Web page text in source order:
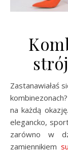
Zastanawiałaś się kiedyś, dlaczego gwiazdy zakochały się w
na każdą
elegancko,
zarówno w
zamiennikiem